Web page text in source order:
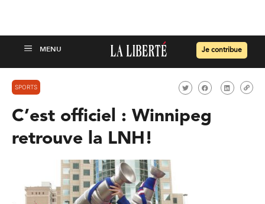
Je contribue
SPORTS
C’est officiel : Winnipeg
retrouve la LNH!